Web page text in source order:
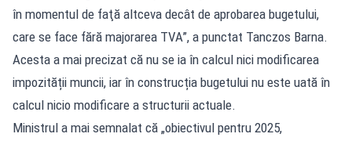
în momentul de faţă altceva decât de aprobarea bugetului,
care se face fără majorarea TVA”, a punctat Tanczos Barna.
Acesta a mai precizat că nu se ia în calcul nici modificarea
impozității muncii, iar în construcția bugetului nu este uată în
calcul nicio modificare a structurii actuale.
Ministrul a mai semnalat că „obiectivul pentru 2025,